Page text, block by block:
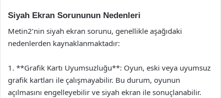
Siyah Ekran Sorununun Nedenleri
Metin2’nin siyah ekran sorunu, genellikle aşağıdaki
nedenlerden kaynaklanmaktadır:
1. **Grafik Kartı Uyumsuzluğu**: Oyun, eski veya uyumsuz
grafik kartları ile çalışmayabilir. Bu durum, oyunun
açılmasını engelleyebilir ve siyah ekran ile sonuçlanabilir.